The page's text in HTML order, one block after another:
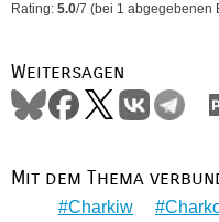
Rating: 5.0/7 (bei 1 abgegebenen
Weitersagen
Mit dem Thema
Charkiw